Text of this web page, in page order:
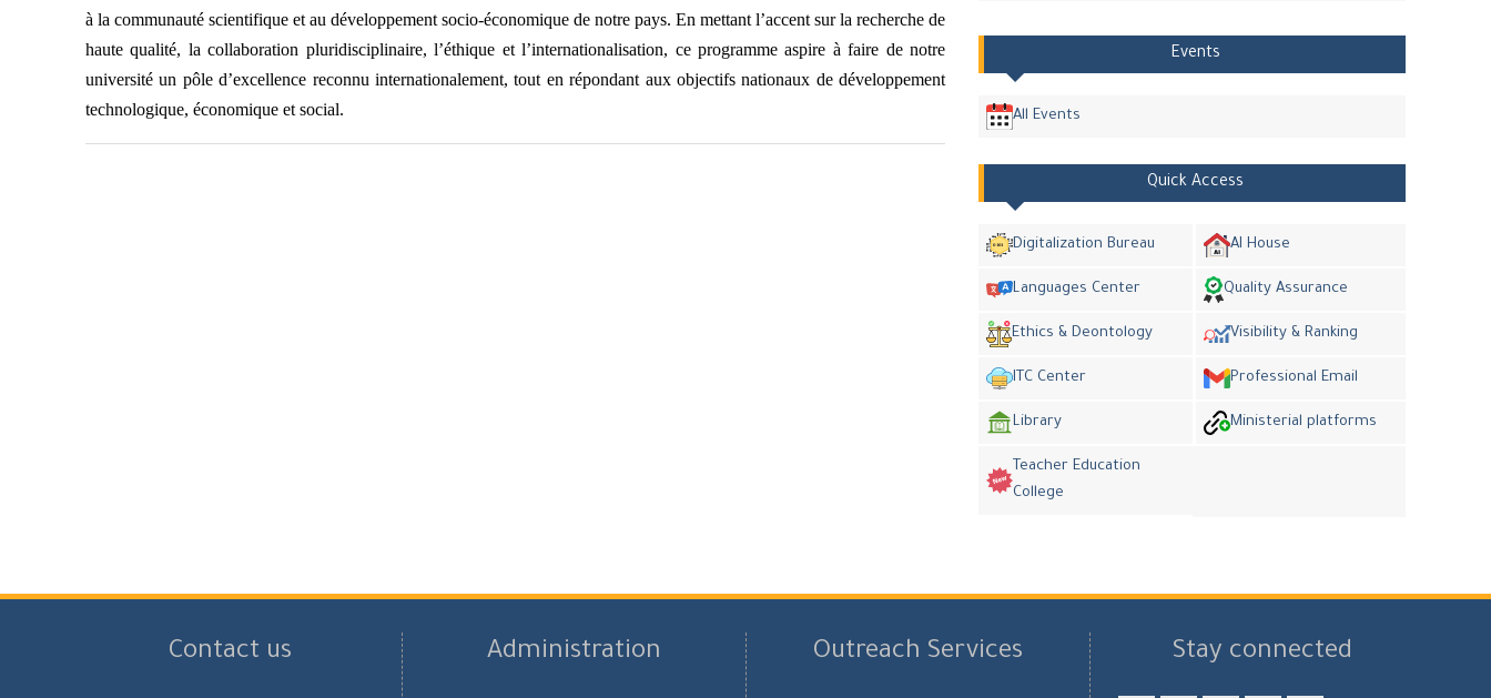
à la communauté scientifique et au développement socio-économique de notre pays. En mettant l’accent sur la recherche de
haute qualité, la collaboration pluridisciplinaire, l’éthique et l’internationalisation, ce programme aspire à faire de notre
université un pôle d’excellence reconnu internationalement, tout en répondant aux objectifs nationaux de développement
technologique, économique et social.
Events
All Events
Quick Access
Digitalization Bureau AI House
Languages Center Quality Assurance
Ethics & Deontology Visibility & Ranking
ITC Center Professional Email
Library Ministerial platforms
Teacher Education
College
Contact us Administration Outreach Services Stay connected